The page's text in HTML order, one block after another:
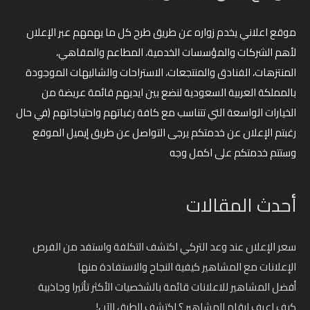
موقع اعلاني يخدم زواره عن طريق طرح كل ما يهمهم عبر الإعلان
لأهم الشركات والمؤسسات الخدمية، المطاعم والمقاهي،
المنتزهات، الفنادق والمنتجعات، الاستراحات والشاليهات الموجودة
بالمملكة العربية السعودية لنضع بين ايديهم قائمة عريضة من
الخيارات الواسعة التي تتناسب مع كافة رغباتهم واحتياجاتهم (في حال
رغبتم الإعلان عن خدمتكم يرجى التواصل عن طريق إيميل الموقع
وستتم خدمتكم على اكمل وجه
أحدث المقالات
سعر الإعلان عند وعد التركي اكتشف التكلفة واستفد من الفرص
الإعلانات مع المشاهير كيفية النجاح والاستفادة منها
أفضل المشاهير للاعلانات قائمة بالشخصيات الأكثر تأثيرا وجاذبية